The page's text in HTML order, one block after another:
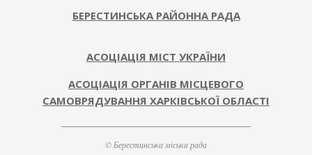
БЕРЕСТИНСЬКА РАЙОННА РАДА
АСОЦІАЦІЯ МІСТ УКРАЇНИ
АСОЦІАЦІЯ ОРГАНІВ МІСЦЕВОГО
САМОВРЯДУВАННЯ ХАРКІВСЬКОЇ ОБЛАСТІ
© Берестинська міська рада